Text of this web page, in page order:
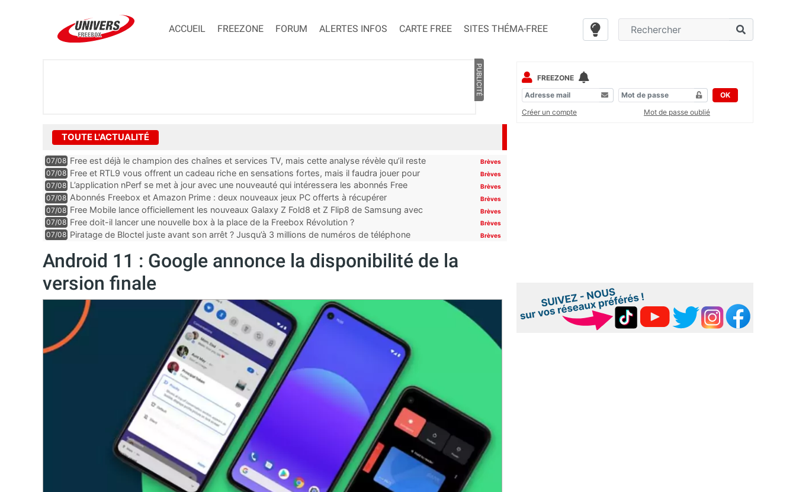
ACCUEIL FREEZONE FORUM ALERTES INFOS CARTE FREE SITES THÉMA-FREE
PUBLICITÉ
TOUTE L'ACTUALITÉ
07/08 Free est déjà le champion des chaînes et services TV, mais cette analyse révèle qu’il reste
encore au moin...
Brèves
07/08 Free et RTL9 vous offrent un cadeau riche en sensations fortes, mais il faudra jouer pour
l’obtenir
Brèves
07/08 L’application nPerf se met à jour avec une nouveauté qui intéressera les abonnés Free
Mobile, Orange, SFR ...
Brèves
07/08 Abonnés Freebox et Amazon Prime : deux nouveaux jeux PC offerts à récupérer Brèves
07/08 Free Mobile lance officiellement les nouveaux Galaxy Z Fold8 et Z Flip8 de Samsung avec
des promos et des cadeaux
Brèves
07/08 Free doit-il lancer une nouvelle box à la place de la Freebox Révolution ? Brèves
07/08 Piratage de Bloctel juste avant son arrêt ? Jusqu’à 3 millions de numéros de téléphone
Brèves
Android 11 : Google annonce la disponibilité de la
version finale
FREEZONE
OK
Créer un compte
Mot de passe oublié